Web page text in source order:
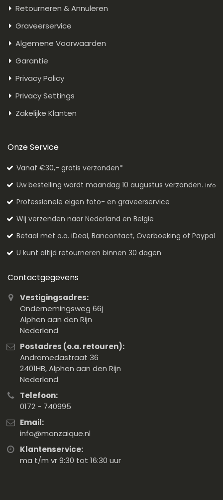
Retourneren & Annuleren
Graveerservice
Algemene Voorwaarden
Garantie
Privacy Policy
Privacy Settings
Zakelijke Klanten
Onze Service
Vanaf €30,- gratis verzonden*
Uw bestelling wordt maandag 10 augustus verzonden. info
Professionele eigen foto- en graveerservice
Wij verzenden naar Nederland en België
Betaal met o.a. iDeal, Bancontact, Overboeking of Paypal
U kunt altijd retourneren binnen 30 dagen
Contactgegevens
Vestigingsadres:
Ondernemingsweg 66j
Alphen aan den Rijn
Nederland
Postadres (o.a. retouren):
Andromedastraat 36
2401HB, Alphen aan den Rijn
Nederland
Telefoon:
0172 - 740995
Email:
info@monzaique.nl
Klantenservice:
ma t/m vr 9:30 tot 16:30 uur